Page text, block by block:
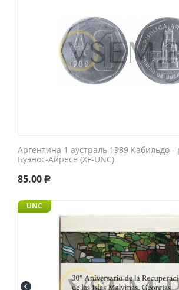
Аргентина 1 аустраль 1989 Кабильдо -
Буэнос-Айресе (XF-UNC)
85.00 Р
UNC